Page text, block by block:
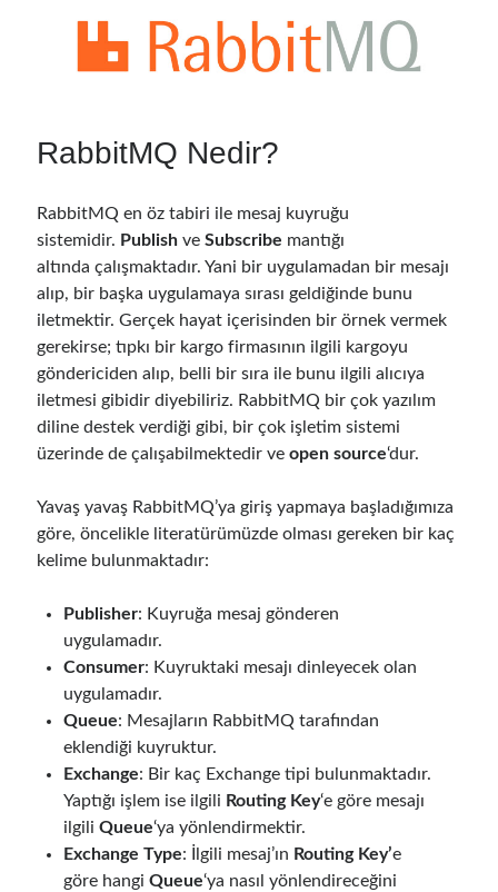
Follow
Gi
H
u
b
Li
ke
dI
n
Categories
.NET Core
Actor Programming Model(3)
AI Agents(2)
Architectural
(32)
ASP.NET Core
Asp.Net MVC
Asp.Net Web API
(12)
RabbitMQ Nedir?
RabbitMQ en öz tabiri ile mesaj kuyruğu
sistemidir. Publish veSubscribe mantığı
altında çalışmaktadır. Yani bir uygulamadan bir mesajı
alıp, bir başka uygulamaya sırası geldiğinde bunu
iletmektir. Gerçek hayat içerisinden bir örnek vermek
gerekirse; tıpkı bir kargo firmasının ilgili kargoyu
göndericiden alıp, belli bir sıra ile bunu ilgili alıcıya
iletmesi gibidir diyebiliriz. RabbitMQ bir çok yazılım
diline destek verdiği gibi, bir çok işletim sistemi
üzerinde de çalışabilmektedir veopen source‘dur.
Yavaş yavaş RabbitMQ’ya giriş yapmaya başladığımıza
göre, öncelikle literatürümüzde olması gereken bir kaç
kelime bulunmaktadır:
Publisher: Kuyruğa mesaj gönderen
uygulamadır.
Consumer: Kuyruktaki mesajı dinleyecek olan
uygulamadır.
Queue: Mesajların RabbitMQ tarafından
eklendiği kuyruktur.
Exchange: Bir kaç Exchange tipi bulunmaktadır.
Yaptığı işlem ise ilgili Routing Key‘e göre mesajı
ilgiliQueue‘ya yönlendirmektir.
Exchange Type: İlgili mesaj’ın Routing Key’e
göre hangi Queue‘ya nasıl yönlendireceğini